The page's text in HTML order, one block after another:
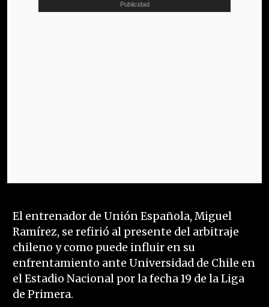
El entrenador de Unión Española, Miguel
Ramírez, se refirió al presente del arbitraje
chileno y como puede influir en su
enfrentamiento ante Universidad de Chile en
el Estadio Nacional por la fecha 19 de la Liga
de Primera.